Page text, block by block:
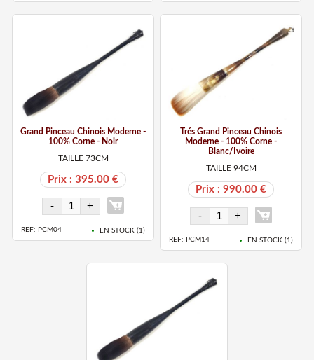
Grand Pinceau Chinois Moderne -
100% Corne - Noir
TAILLE 73CM
Prix : 395.00 €
REF: PCM04 EN STOCK ( 1 )
Trés Grand Pinceau Chinois
Moderne - 100% Corne -
Blanc/Ivoire
TAILLE 94CM
Prix : 990.00 €
REF: PCM14 EN STOCK ( 1 )